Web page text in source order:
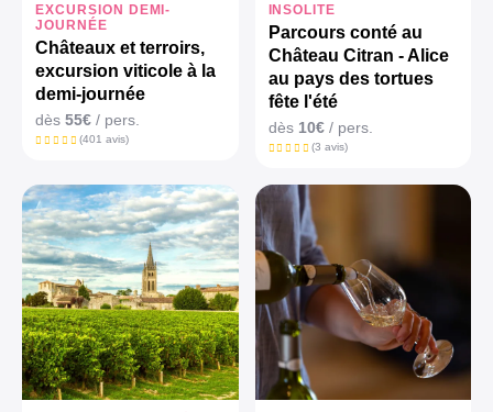
EXCURSION DEMI-
JOURNÉE
Châteaux et terroirs,
excursion viticole à la
demi-journée
dès 55€ / pers.
(401 avis)
INSOLITE
Parcours conté au
Château Citran - Alice
au pays des tortues
fête l'été
dès 10€/ pers.
(3 avis)